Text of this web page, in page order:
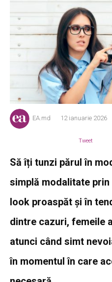
EA.md 12 ianuarie 2026
Tweet
Să îți tunzi părul în
simplă modalitate
look proaspăt și în
dintre cazuri, femeile
atunci când simt
în momentul în care